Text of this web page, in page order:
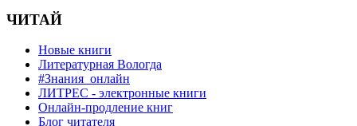
ЧИТАЙ
Новые книги
Литературная Вологда
#Знания_онлайн
ЛИТРЕС - электронные книги
Онлайн-продление книг
Блог читателя